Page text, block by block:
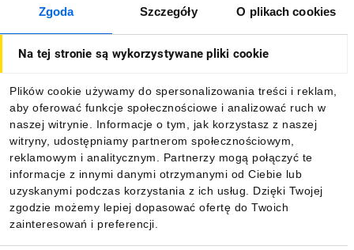
Zgoda Szczegóły O plikach cookies
Na tej stronie są wykorzystywane pliki cookie
Plików cookie używamy do spersonalizowania treści i reklam,
aby oferować funkcje społecznościowe i analizować ruch w
naszej witrynie. Informacje o tym, jak korzystasz z naszej
witryny, udostępniamy partnerom społecznościowym,
reklamowym i analitycznym. Partnerzy mogą połączyć te
informacje z innymi danymi otrzymanymi od Ciebie lub
uzyskanymi podczas korzystania z ich usług. Dzięki Twojej
zgodzie możemy lepiej dopasować ofertę do Twoich
zainteresowań i preferencji.
O firmie
Informacje
Pobierz naszą aplikację mobilną: